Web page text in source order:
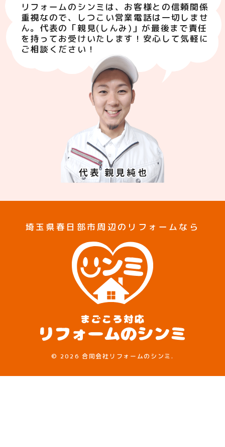
リフォームのシンミは、お客様との信頼関係
重視なので、しつこい営業電話は一切しませ
ん。代表の「親見(しんみ)」が最後まで責任
を持ってお受けいたします！安心して気軽に
ご相談ください！
埼玉県春日部市周辺のリフォームなら
© 2026 合同会社リフォームのシンミ.